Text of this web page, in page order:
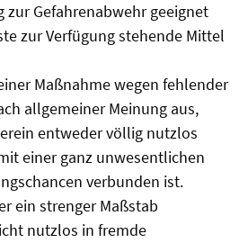
Gefahrenabwehr geeignet
zur Verfügung stehende Mittel
Maßnahme wegen fehlender
allgemeiner Meinung aus,
entweder völlig nutzlos
einer ganz unwesentlichen
verbunden ist.
ein strenger Maßstab
nutzlos in fremde